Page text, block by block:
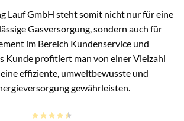
Lauf GmbH steht somit nicht nur für eine
Gasversorgung, sondern auch für
im Bereich Kundenservice und
Kunde profitiert man von einer Vielzahl
effiziente, umweltbewusste und
gewährleisten.